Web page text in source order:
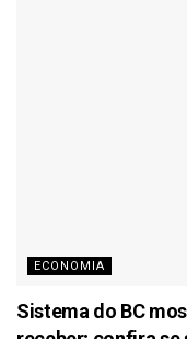
ECONOMIA
Sistema do BC